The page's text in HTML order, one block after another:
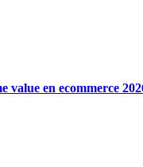
value en ecommerce